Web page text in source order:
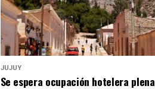
JUJUY
Se espera ocupación hotelera plena